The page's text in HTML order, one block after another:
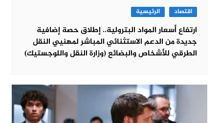
اقتصاد الرئيسية
ارتفاع أسعار المواد البترولية.. إطلاق حصة إضافية
جديدة من الدعم الاستثنائي المباشر لمهنيي النقل
الطرقي للأشخاص والبضائع (وزارة النقل واللوجستيك)